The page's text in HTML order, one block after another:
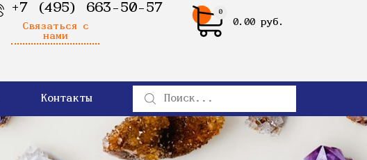
+7 (495) 663-50-57
Связаться с
нами
0
0.00 руб.
Контакты